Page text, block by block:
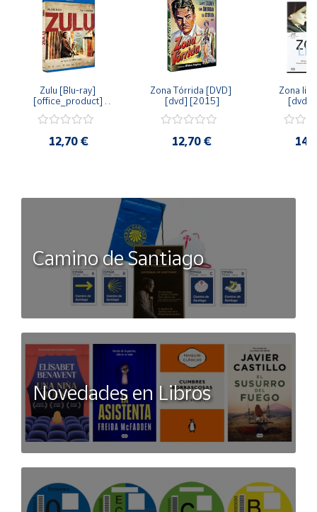
Zulu [Blu-ray]
[office_product]
12,70 €
Zona Tórrida [DVD]
[dvd] [2015]
12,70 €
Zona
[dvd]
Camino de Santiago
Novedades en Libros